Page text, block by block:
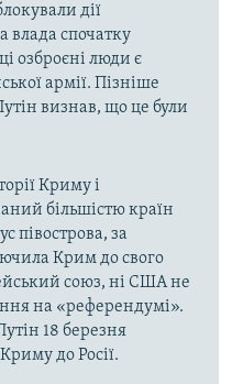
дії
влада спочатку
озброєні люди є
армії. Пізніше
визнав, що це були
Криму і
більшістю країн
півострова, за
Крим до свого
союз, ні США не
на «референдумі».
18 березня
до Росії.